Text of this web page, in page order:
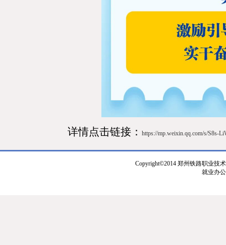
详情点击链接： https://mp.weixin.qq.com/s/S8s-
Copyright©2014 郑州铁路职业技
就业办公